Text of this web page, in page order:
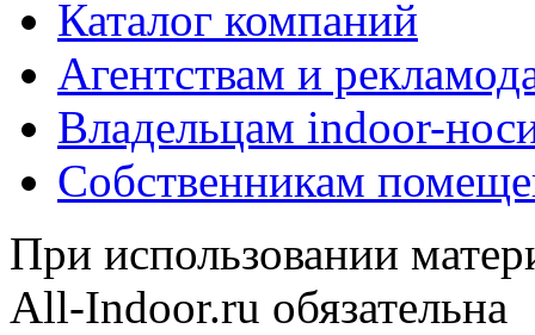
Каталог компаний
Агентствам и
Владельцам indoor-
Собственникам
При использовании
All-Indoor.ru обязательна